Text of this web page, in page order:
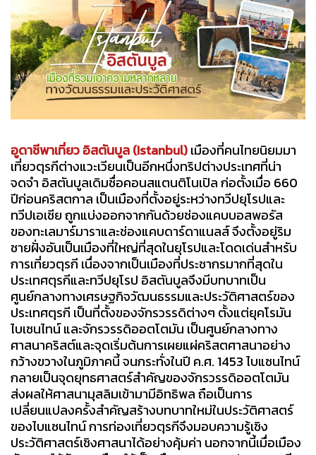
อูดาชีพาเที่ยว อิสตันบูล (Istanbul)เมืองที่คนไทยนิยมมา
เที่ยวตุรกีต่างแวะเวียนเป็นอีกหนึ่งทริปต่างประเทศที่น่า
จดจำ อิสตันบูลเดิมชื่อคอนสแตนติโนเปิล ก่อตั้งเมื่อ 660
ปีก่อนคริสตกาล เป็นเมืองที่ตั้งอยู่ระหว่างทวีปยุโรปและ
ทวีปเอเชีย ถูกแบ่งออกจากกันด้วยช่องแคบบอสพอรัส
ของทะเลมาร์มาราและช่องแคบดาร์ดาแนลส์ จึงตั้งอยู่ริม
ชายฝั่งอันเป็นเมืองที่ใหญ่ที่สุดในยุโรปและโดดเด่นสำหรับ
การเที่ยวตุรกี เนื่องจากเป็นเมืองที่ประชากรมากที่สุดใน
ประเทศตุรกีและทวีปยุโรป อิสตันบูลจึงมีบทบาทเป็น
ศูนย์กลางทางเศรษฐกิจวัฒนธรรมและประวัติศาสตร์ของ
ประเทศตุรกี เป็นที่ตั้งของจักรวรรดิต่างๆ ตั้งแต่ยุคโรมัน
ไบเซนไทน์ และจักรวรรดิออตโตมัน เป็นศูนย์กลางทาง
ศาสนาคริสต์และจุดเริ่มต้นการเผยแผ่คริสตศาสนาอย่าง
กว้างขวางในภูมิภาคนี้ จนกระทั่งในปี ค.ศ. 1453 ไบแซนไทน์
กลายเป็นจุดยุทธศาสตร์สำคัญของจักรวรรดิออตโตมัน
ส่งผลให้ศาสนามุสลิมเข้ามามีอิทธิพล ถือเป็นการ
เปลี่ยนแปลงครั้งสำคัญสร้างบทบาทใหม่ในประวัติศาสตร์
ของไบแซนไทน์ การท่องเที่ยวตุรกีจึงมอบความรู้เชิง
ประวัติศาสตร์เชิงศาสนาได้อย่างคุ้มค่า นอกจากนี้เมื่อเมือง